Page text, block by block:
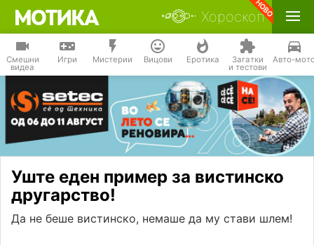
Хороскоп
Смешни
видеа
Игри Мистерии Вицови Еротика Загатки
и тестови
Авто-
Уште еден пример за вистинско
другарство!
Да не беше вистинско, немаше да му стави шлем!